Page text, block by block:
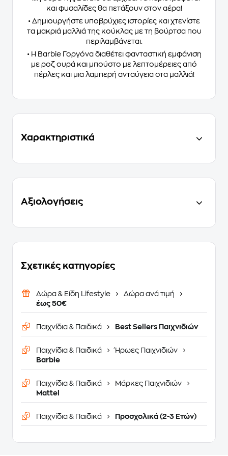
και φυσαλίδες θα πετάξουν στον αέρα!
• Δημιουργήστε υποβρύχιες ιστορίες και χτενίστε
τα μακριά μαλλιά της κούκλας με τη βούρτσα που
περιλαμβάνεται.
• Η Barbie Γοργόνα διαθέτει φανταστική εμφάνιση
με ροζ ουρά και μπούστο με λεπτομέρειες από
πέρλες και μια λαμπερή ανταύγεια στα μαλλιά!
Χαρακτηριστικά
Αξιολογήσεις
Σχετικές κατηγορίες
Δώρα & Είδη Lifestyle
Δώρα ανά τιμή
έως 50€
Παιχνίδια & Παιδικά Best Sellers Παιχνιδιών
Παιχνίδια & Παιδικά
Ήρωες Παιχνιδιών
Barbie
Παιχνίδια & Παιδικά
Μάρκες Παιχνιδιών
Mattel
Παιχνίδια & Παιδικά Προσχολικά (2-3 Ετών)